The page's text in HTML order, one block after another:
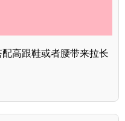
高跟鞋或者腰带来拉长